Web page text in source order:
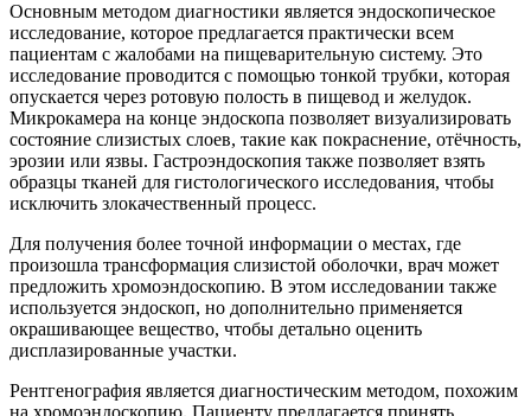
Основным методом диагностики является эндоскопическое
исследование, которое предлагается практически всем
пациентам с жалобами на пищеварительную систему. Это
исследование проводится с помощью тонкой трубки, которая
опускается через ротовую полость в пищевод и желудок.
Микрокамера на конце эндоскопа позволяет визуализировать
состояние слизистых слоев, такие как покраснение, отёчность,
эрозии или язвы. Гастроэндоскопия также позволяет взять
образцы тканей для гистологического исследования, чтобы
исключить злокачественный процесс.
Для получения более точной информации о местах, где
произошла трансформация слизистой оболочки, врач может
предложить хромоэндоскопию. В этом исследовании также
используется эндоскоп, но дополнительно применяется
окрашивающее вещество, чтобы детально оценить
дисплазированные участки.
Рентгенография является диагностическим методом, похожим